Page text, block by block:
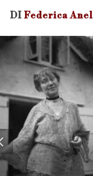
DI Federica